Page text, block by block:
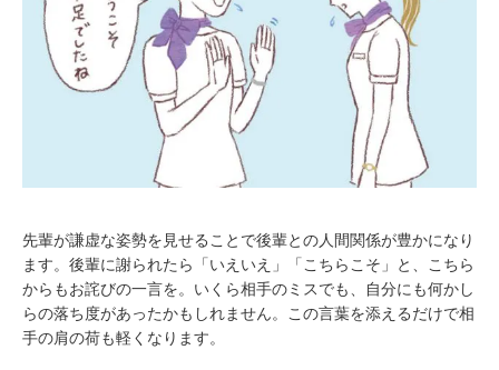
先輩が謙虚な姿勢を見せることで後輩との人間関係が豊かになり
ます。後輩に謝られたら「いえいえ」「こちらこそ」と、こちら
からもお詫びの一言を。いくら相手のミスでも、自分にも何かし
らの落ち度があったかもしれません。この言葉を添えるだけで相
手の肩の荷も軽くなります。